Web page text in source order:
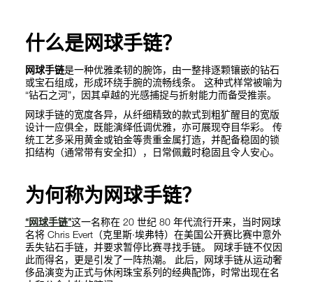
什么是网球手链？
网球手链是一种优雅柔韧的腕饰，由一整排逐颗镶嵌的钻石
或宝石组成，形成环绕手腕的流畅线条。 这种式样常被喻为
“钻石之河”，因其卓越的光感捕捉与折射能力而备受推崇。
网球手链的宽度各异，从纤细精致的款式到粗犷醒目的宽版
设计一应俱全，既能演绎低调优雅，亦可展现夺目华彩。 传
统工艺多采用黄金或铂金等贵重金属打造，并配备稳固的锁
扣结构（通常带有安全扣），日常佩戴时稳固且令人安心。
为何称为网球手链？
“网球手链”这一名称在 20 世纪 80 年代流行开来，当时网球
名将 Chris Evert（克里斯·埃弗特）在美国公开赛比赛中意外
丢失钻石手链，并要求暂停比赛寻找手链。 网球手链不仅因
此而得名，更是引发了一阵热潮。 此后，网球手链从运动奢
侈品演变为正式与休闲珠宝系列的经典配饰，时常出现在名